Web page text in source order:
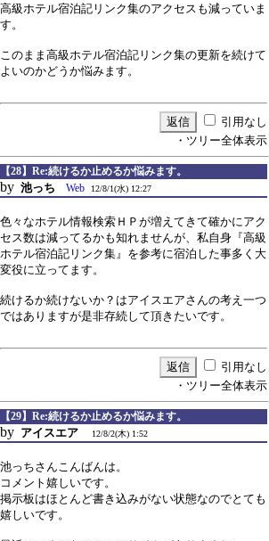
高級ホテル宿泊記リンク集のアクセスも減っていま
す。
このまま高級ホテル宿泊記リンク集の更新を続けて
よいのかどうか悩みます。
引用なし
・ツリー全体表示
【28】Re:続けるか止めるか悩みます。
by 池っち Web 12/8/1(水) 12:27
色々なホテル情報検索ＨＰが増えてきて確かにアク
セス数は減ってるかも知れませんが、私自身『高級
ホテル宿泊記リンク集』を参考に宿泊した事多く大
変役に立ってます。
続けるか続けないか？はアイスエアさんの考え一つ
ではありますが是非存続して頂きたいです。
引用なし
・ツリー全体表示
【29】Re:続けるか止めるか悩みます。
by アイスエア 12/8/2(木) 1:52
池っちさんこんばんは。
コメント嬉しいです。
掲示板はほとんど書き込みがない状態なのでとても
嬉しいです。